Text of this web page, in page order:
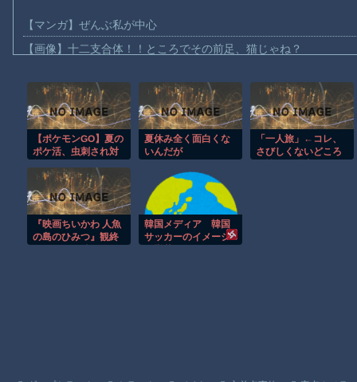
【マンガ】ぜんぶ私が中心
【画像】十二支合体！！ところでその前足、猫じゃね？
【動画】逃げる判断はやっ！埼玉でスマホ運転のプリウスに当て
【動画】よく助けられたな。岐阜の川で外国人が溺れてしまう事
渡邊渚さん「私がPTSDと診断された当時、世間はまだPTSDと
【朗報】Amazon、汗が飛び散る灼熱の「マンガ毎週末セール（
【動画】高速道路を走行中の車からリアガラスが飛んでくる事故(
子供向け漫画、謎の闇の大会に参加しがち問題
【ポケモンGO】夏の
ポケ活、虫刺され対
夏休み全く面白くな
いんだが
「一人旅」←コレ、
さびしくないどころ
『映画ちいかわ 人魚
の島のひみつ』観終
韓国メディア 韓国
サッカーのイメージ